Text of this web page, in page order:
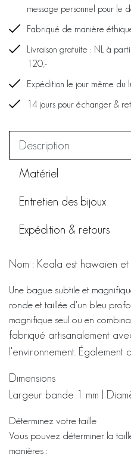
message personnel pour le
Fabriqué de manière
Livraison gratuite : NL à
120,-
Expédition le jour même
14 jours pour échanger &
Description
Matériel
Entretien des bijoux
Expédition & retours
Nom : Keala est hawaïen et
Une bague subtile et
ronde et taillée d'un bleu
magnifique seul ou en
fabriqué artisanalement
l'environnement. Également
Dimensions
Largeur bande 1 mm |
Déterminez votre taille
Vous pouvez déterminer la
manières :